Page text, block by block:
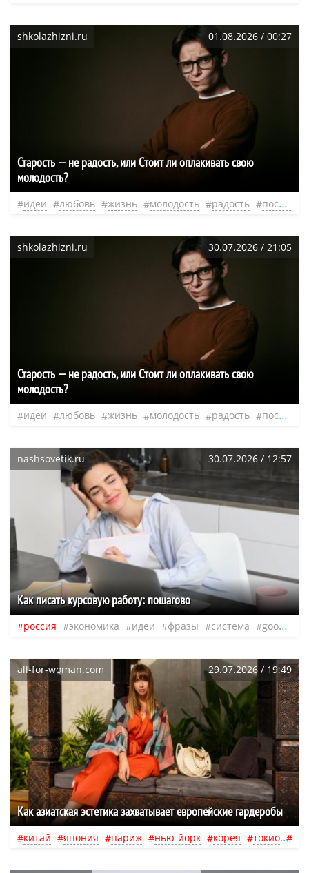
shkolazhizni.ru 01.08.2026 / 00:27
Старость — не радость, или Cтоит ли оплакивать свою
молодость?
идеи любовь жизнь молодость радость после сорока
shkolazhizni.ru 30.07.2026 / 21:05
Старость — не радость, или Cтоит ли оплакивать свою
молодость?
идеи любовь жизнь молодость радость после сорока
nashsovetik.ru 30.07.2026 / 12:57
Как писать курсовую работу: пошагово
россия экономика идеи фразы система google
all-for-woman.com 29.07.2026 / 19:49
Как азиатская эстетика захватывает европейские гардеробы
китай япония париж нью-йорк корея токио